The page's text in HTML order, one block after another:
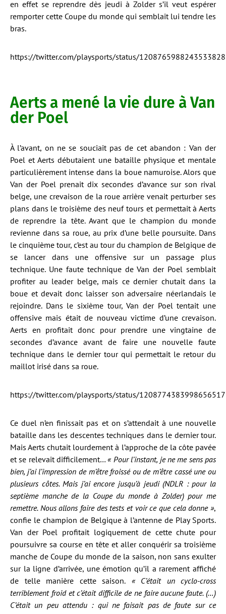
en effet se reprendre dès jeudi à Zolder s’il veut espérer
remporter cette Coupe du monde qui semblait lui tendre les
bras.
https://twitter.com/playsports/status/1208765988243533828
Aerts a mené la vie dure à Van
der Poel
À l’avant, on ne se souciait pas de cet abandon : Van der
Poel et Aerts débutaient une bataille physique et mentale
particulièrement intense dans la boue namuroise. Alors que
Van der Poel prenait dix secondes d’avance sur son rival
belge, une crevaison de la roue arrière venait perturber ses
plans dans le troisième des neuf tours et permettait à Aerts
de reprendre la tête. Avant que le champion du monde
revienne dans sa roue, au prix d’une belle poursuite. Dans
le cinquième tour, c’est au tour du champion de Belgique de
se lancer dans une offensive sur un passage plus
technique. Une faute technique de Van der Poel semblait
profiter au leader belge, mais ce dernier chutait dans la
boue et devait donc laisser son adversaire néerlandais le
rejoindre. Dans le sixième tour, Van der Poel tentait une
offensive mais était de nouveau victime d’une crevaison.
Aerts en profitait donc pour prendre une vingtaine de
secondes d’avance avant de faire une nouvelle faute
technique dans le dernier tour qui permettait le retour du
maillot irisé dans sa roue.
https://twitter.com/playsports/status/1208774383998656517
Ce duel n’en finissait pas et on s’attendait à une nouvelle
bataille dans les descentes techniques dans le dernier tour.
Mais Aerts chutait lourdement à l’approche de la côte pavée
et se relevait difficilement…« Pour l’instant, je ne me sens pas
bien, j’ai l’impression de m’être froissé ou de m’être cassé une ou
plusieurs côtes. Mais j’ai encore jusqu’à jeudi (NDLR : pour la
septième manche de la Coupe du monde à Zolder) pour me
remettre. Nous allons faire des tests et voir ce que cela donne »,
confie le champion de Belgique à l’antenne de Play Sports.
Van der Poel profitait logiquement de cette chute pour
poursuivre sa course en tête et aller conquérir sa troisième
manche de Coupe du monde de la saison, non sans exulter
sur la ligne d’arrivée, une émotion qu’il a rarement affiché
de telle manière cette saison. « C’était un cyclo-cross
terriblement froid et c’était difficile de ne faire aucune faute. (…)
C’était un peu attendu : qui ne faisait pas de faute sur ce